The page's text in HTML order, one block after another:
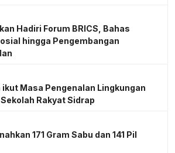
Hadiri Forum BRICS, Bahas
hingga Pengembangan
Masa Pengenalan Lingkungan
Rakyat Sidrap
171 Gram Sabu dan 141 Pil